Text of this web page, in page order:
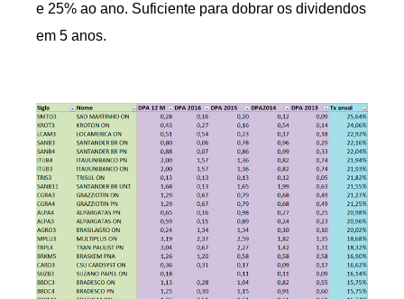
e 25% ao ano. Suficiente para dobrar os dividendos
em 5 anos.